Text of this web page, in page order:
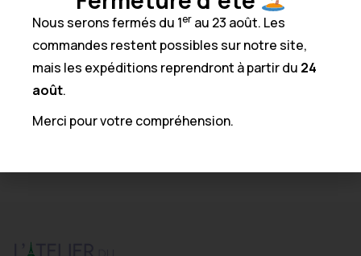
Les plus récents
Nous serons fermés du 1er au 23 août. Les
commandes restent possibles sur notre site,
mais les expéditions reprendront à partir du 24
août.
Merci pour votre compréhension.